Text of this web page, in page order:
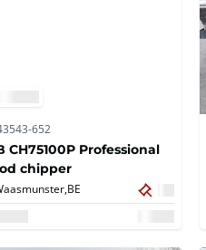
652
CH75100P Professional
chipper
BE